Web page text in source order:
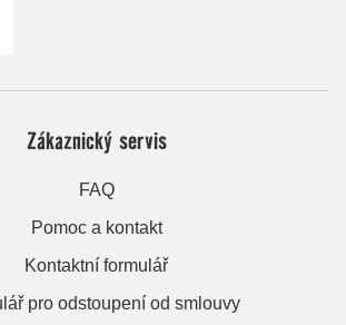
Zákaznický servis
FAQ
Pomoc a kontakt
Kontaktní formulář
pro odstoupení od smlouvy